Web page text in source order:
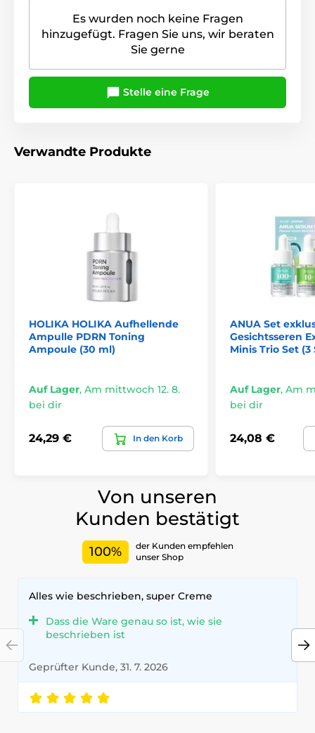
Es wurden noch keine Fragen
hinzugefügt. Fragen Sie uns, wir beraten
Sie gerne
Stelle eine Frage
Verwandte Produkte
HOLIKA HOLIKA Aufhellende
Ampulle PDRN Toning
Ampoule (30 ml)
Auf Lager, Am mittwoch 12. 8.
bei dir
24,29 € In den Korb
ANUA Set
Gesichtsseren
Minis Trio Set (3
Auf Lager, Am
bei dir
24,08 €
Von unseren
Kunden bestätigt
100%
der Kunden empfehlen
unser Shop
Alles wie beschrieben, super Creme
Dass die Ware genau so ist, wie sie
beschrieben ist
Geprüfter Kunde, 31. 7. 2026